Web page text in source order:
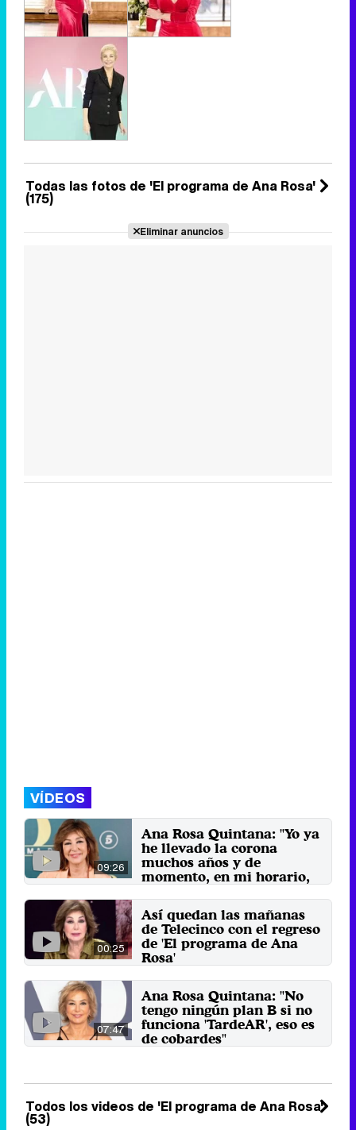
Todas las fotos de 'El programa de Ana Rosa'
(175)
Eliminar anuncios
VÍDEOS
09:26
Ana Rosa Quintana: "Yo ya
he llevado la corona
muchos años y de
momento, en mi horario,
La presentadora hace balance
de sus primeros meses tras
regresar a las mañanas: "Si me ...
4 de julio 2025
00:25
Así quedan las mañanas
de Telecinco con el regreso
de 'El programa de Ana
Rosa'
regreso de Ana Rosa ...
29 de enero 2025
07:47
Ana Rosa Quintana: "No
tengo ningún plan B si no
funciona 'TardeAR', eso es
de cobardes"
Todos los videos de 'El programa de Ana Rosa'
(53)